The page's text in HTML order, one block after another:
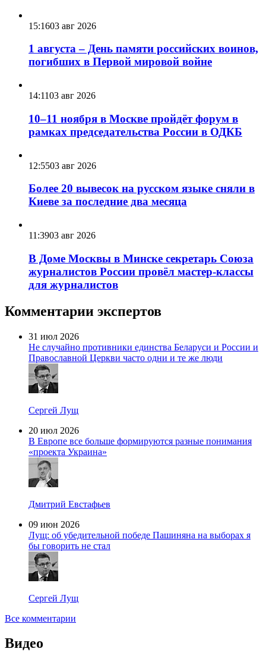
15:1603 авг 2026
1 августа – День памяти российских воинов,
погибших в Первой мировой войне
14:1103 авг 2026
10–11 ноября в Москве пройдёт форум в
рамках председательства России в ОДКБ
12:5503 авг 2026
Более 20 вывесок на русском языке сняли в
Киеве за последние два месяца
11:3903 авг 2026
В Доме Москвы в Минске секретарь Союза
журналистов России провёл мастер-классы
для журналистов
Комментарии экспертов
31 июл 2026
Не случайно противники единства Беларуси и России и
Православной Церкви часто одни и те же люди
Сергей Лущ
20 июл 2026
В Европе все больше формируются разные понимания
«проекта Украина»
Дмитрий Евстафьев
09 июн 2026
Лущ: об убедительной победе Пашиняна на выборах я
бы говорить не стал
Сергей Лущ
Все комментарии
Видео